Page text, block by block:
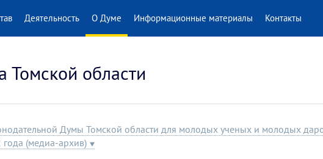
Деятельность О Думе Информационные материалы Контакты
Томской области
Думы Томской области для молодых ученых и молодых
(медиа-архив)